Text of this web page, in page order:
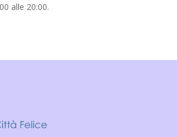
alle 20:00.